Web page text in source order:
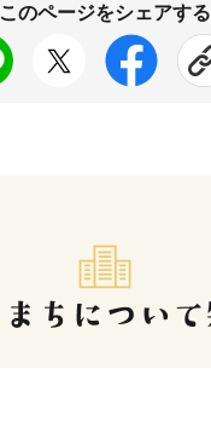
このページをシェアする